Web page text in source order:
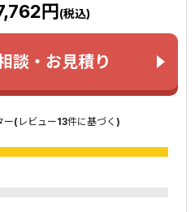
円 (税込)
談・お見積り
(レビュー13件に基づく)